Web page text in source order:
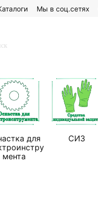
Мы в соц.сетях
для
мента
СИЗ